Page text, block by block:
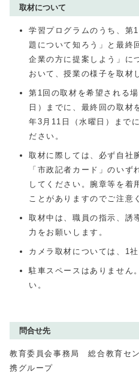
取材について
学習プログラムのうち、第
題について知ろう」と最終
企業の方に提案しよう」に
おいて、授業の様子を取材
第1回の取材を希望される
日）までに、最終回の取材
年3月11日（水曜日）まで
ださい。
取材に際しては、必ず自社
「市政記者カード」のいず
してください。腕章等を着
ことがありますのでご注意
取材中は、職員の指示、誘
力をお願いします。
カメラ取材については、1
駐車スペースはありません
い。
問合せ先
教育委員会事務局 総合教育セ
携グループ